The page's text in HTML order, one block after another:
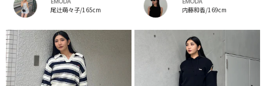
尾辻萌々子/165cm
内藤和香/169cm